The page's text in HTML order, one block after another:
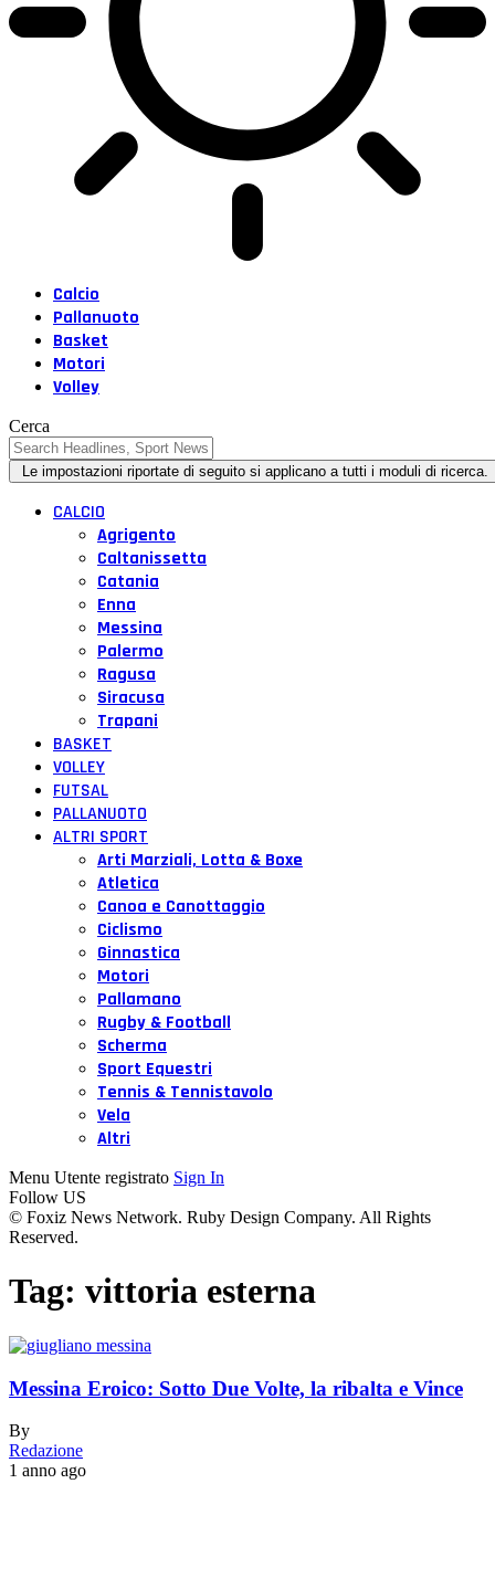
Calcio
Pallanuoto
Basket
Motori
Volley
Cerca
CALCIO
Agrigento
Caltanissetta
Catania
Enna
Messina
Palermo
Ragusa
Siracusa
Trapani
BASKET
VOLLEY
FUTSAL
PALLANUOTO
ALTRI SPORT
Arti Marziali, Lotta & Boxe
Atletica
Canoa e Canottaggio
Ciclismo
Ginnastica
Motori
Pallamano
Rugby & Football
Scherma
Sport Equestri
Tennis & Tennistavolo
Vela
Altri
Menu Utente registrato Sign In
Follow US
© Foxiz News Network. Ruby Design Company. All Rights
Reserved.
Tag: vittoria esterna
Messina Eroico: Sotto Due Volte, la ribalta e Vince
By
Redazione
1 anno ago